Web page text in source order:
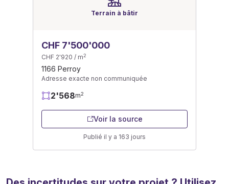
Terrain à bâtir
CHF 7'500'000
CHF 2'920 / m2
1166 Perroy
Adresse exacte non communiquée
2'568m2
Voir la source
Publié il y a 163 jours